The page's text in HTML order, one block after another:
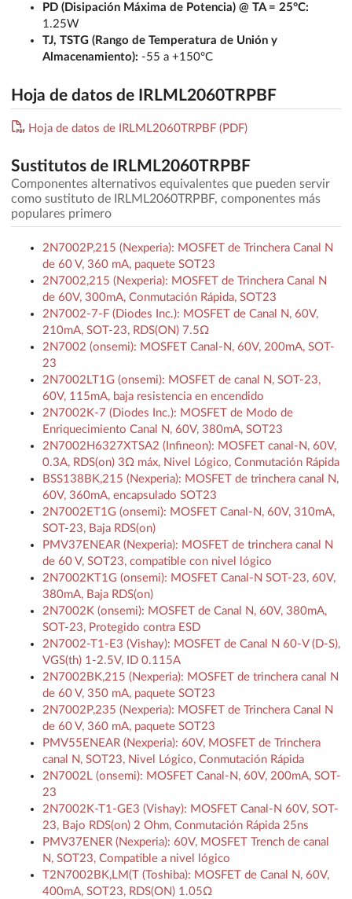
PD (Disipación Máxima de Potencia) @ TA = 25°C:
1.25W
TJ, TSTG (Rango de Temperatura de Unión y
Almacenamiento): -55 a +150°C
Hoja de datos de IRLML2060TRPBF
Hoja de datos de IRLML2060TRPBF (PDF)
Sustitutos de IRLML2060TRPBF
Componentes alternativos equivalentes que pueden servir
como sustituto de IRLML2060TRPBF, componentes más
populares primero
2N7002P,215 (Nexperia): MOSFET de Trinchera Canal N
de 60 V, 360 mA, paquete SOT23
2N7002,215 (Nexperia): MOSFET de Trinchera Canal N
de 60V, 300mA, Conmutación Rápida, SOT23
2N7002-7-F (Diodes Inc.): MOSFET de Canal N, 60V,
210mA, SOT-23, RDS(ON) 7.5Ω
2N7002 (onsemi): MOSFET Canal-N, 60V, 200mA, SOT-
23
2N7002LT1G (onsemi): MOSFET de canal N, SOT-23,
60V, 115mA, baja resistencia en encendido
2N7002K-7 (Diodes Inc.): MOSFET de Modo de
Enriquecimiento Canal N, 60V, 380mA, SOT23
2N7002H6327XTSA2 (Infineon): MOSFET canal-N, 60V,
0.3A, RDS(on) 3Ω máx, Nivel Lógico, Conmutación Rápida
BSS138BK,215 (Nexperia): MOSFET de trinchera canal N,
60V, 360mA, encapsulado SOT23
2N7002ET1G (onsemi): MOSFET Canal-N, 60V, 310mA,
SOT-23, Baja RDS(on)
PMV37ENEAR (Nexperia): MOSFET de trinchera canal N
de 60 V, SOT23, compatible con nivel lógico
2N7002KT1G (onsemi): MOSFET Canal-N SOT-23, 60V,
380mA, Baja RDS(on)
2N7002K (onsemi): MOSFET de Canal N, 60V, 380mA,
SOT-23, Protegido contra ESD
2N7002-T1-E3 (Vishay): MOSFET de Canal N 60-V (D-S),
VGS(th) 1-2.5V, ID 0.115A
2N7002BK,215 (Nexperia): MOSFET de trinchera canal N
de 60 V, 350 mA, paquete SOT23
2N7002P,235 (Nexperia): MOSFET de Trinchera Canal N
de 60 V, 360 mA, paquete SOT23
PMV55ENEAR (Nexperia): 60V, MOSFET de Trinchera
canal N, SOT23, Nivel Lógico, Conmutación Rápida
2N7002L (onsemi): MOSFET Canal-N, 60V, 200mA, SOT-
23
2N7002K-T1-GE3 (Vishay): MOSFET Canal-N 60V, SOT-
23, Bajo RDS(on) 2 Ohm, Conmutación Rápida 25ns
PMV37ENER (Nexperia): 60V, MOSFET Trench de canal
N, SOT23, Compatible a nivel lógico
T2N7002BK,LM(T (Toshiba): MOSFET de Canal N, 60V,
400mA, SOT23, RDS(ON) 1.05Ω